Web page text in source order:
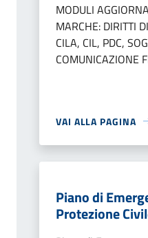
MODULI
MARCHE: DIRITTI
CILA, CIL, PDC,
COMUNICAZIONE
VAI ALLA PAGINA
Piano di
Protezione